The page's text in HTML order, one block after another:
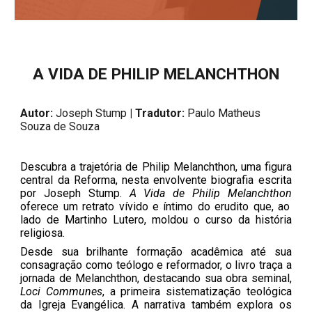
A VIDA DE PHILIP MELANCHTHON
Autor:Joseph Stump | Tradutor: Paulo Matheus
Souza de Souza
Descubra a trajetória de Philip Melanchthon, uma figura
central da Reforma, nesta envolvente biografia escrita
por Joseph Stump. A Vida de Philip Melanchthon
oferece um retrato vívido e íntimo do erudito que, ao
lado de Martinho Lutero, moldou o curso da história
religiosa.
Desde sua brilhante formação acadêmica até sua
consagração como teólogo e reformador, o livro traça a
jornada de Melanchthon, destacando sua obra seminal,
Loci Communes, a primeira sistematização teológica
da Igreja Evangélica. A narrativa também explora os